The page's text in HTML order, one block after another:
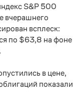
S&P 500
вчерашнего
всплеск:
по $63,8 на фоне
в цене,
показали